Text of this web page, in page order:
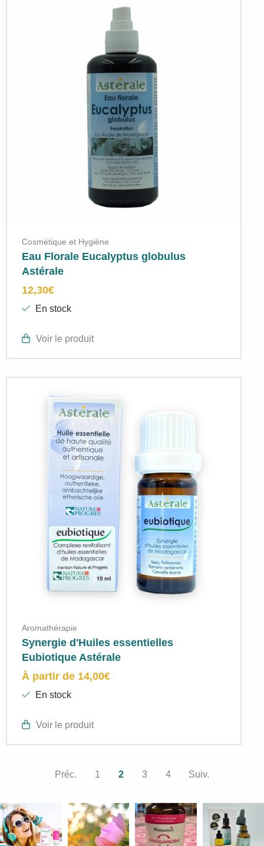
Cosmétique et Hygiène
Eau Florale Eucalyptus globulus
Astérale
12,30€
En stock
Voir le produit
Aromathérapie
Synergie d'Huiles essentielles
Eubiotique Astérale
À partir de 14,00€
En stock
Voir le produit
Préc. 1 2 3 4 Suiv.